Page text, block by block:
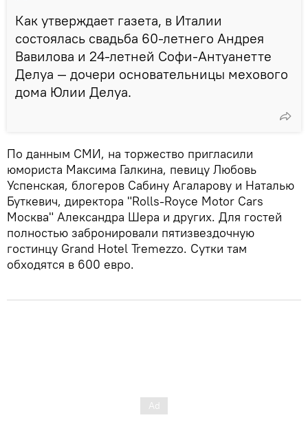
Как утверждает газета, в Италии
состоялась свадьба 60-летнего Андрея
Вавилова и 24-летней Софи-Антуанетте
Делуа — дочери основательницы мехового
дома Юлии Делуа.
По данным СМИ, на торжество пригласили
юмориста Максима Галкина, певицу Любовь
Успенская, блогеров Сабину Агаларову и Наталью
Буткевич, директора "Rolls-Royce Motor Cars
Москва" Александра Шера и других. Для гостей
полностью забронировали пятизвездочную
гостинцу Grand Hotel Tremezzo. Сутки там
обходятся в 600 евро.